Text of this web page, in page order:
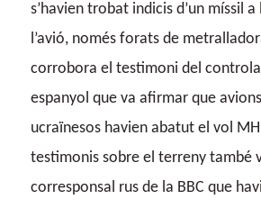
s’havien trobat indicis d’un míssil a
l’avió, només forats de
corrobora el testimoni del
espanyol que va afirmar que
ucraïnesos havien abatut el vol
testimonis sobre el terreny també
corresponsal rus de la BBC que